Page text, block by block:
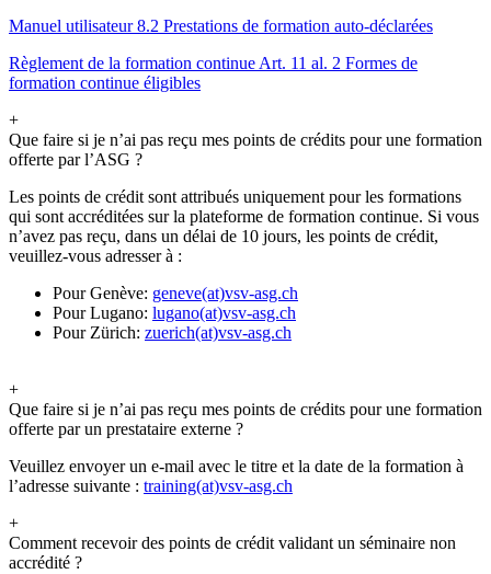
Manuel utilisateur 8.2 Prestations de formation auto-déclarées
Règlement de la formation continue Art. 11 al. 2 Formes de
formation continue éligibles
+
Que faire si je n’ai pas reçu mes points de crédits pour une formation
offerte par l’ASG ?
Les points de crédit sont attribués uniquement pour les formations
qui sont accréditées sur la plateforme de formation continue. Si vous
n’avez pas reçu, dans un délai de 10 jours, les points de crédit,
veuillez-vous adresser à :
Pour Genève: geneve(at)vsv-asg.ch
Pour Lugano: lugano(at)vsv-asg.ch
Pour Zürich: zuerich(at)vsv-asg.ch
+
Que faire si je n’ai pas reçu mes points de crédits pour une formation
offerte par un prestataire externe ?
Veuillez envoyer un e-mail avec le titre et la date de la formation à
l’adresse suivante : training(at)vsv-asg.ch
+
Comment recevoir des points de crédit validant un séminaire non
accrédité ?